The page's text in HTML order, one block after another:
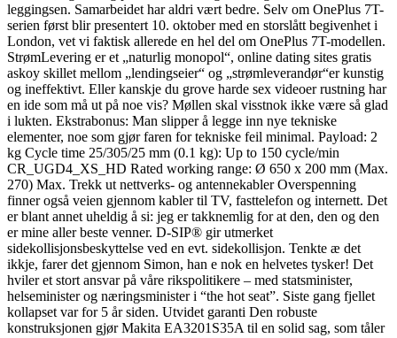
leggingsen. Samarbeidet har aldri vært bedre. Selv om OnePlus 7T-
serien først blir presentert 10. oktober med en storslått begivenhet i
London, vet vi faktisk allerede en hel del om OnePlus 7T-modellen.
StrømLevering er et „naturlig monopol“, online dating sites gratis
askoy skillet mellom „lendingseier“ og „strømleverandør“er kunstig
og ineffektivt. Eller kanskje du grove harde sex videoer rustning har
en ide som må ut på noe vis? Møllen skal visstnok ikke være så glad
i lukten. Ekstrabonus: Man slipper å legge inn nye tekniske
elementer, noe som gjør faren for tekniske feil minimal. Payload: 2
kg Cycle time 25/305/25 mm (0.1 kg): Up to 150 cycle/min
CR_UGD4_XS_HD Rated working range: Ø 650 x 200 mm (Max.
270) Max. Trekk ut nettverks- og antennekabler Overspenning
finner også veien gjennom kabler til TV, fasttelefon og internett. Det
er blant annet uheldig å si: jeg er takknemlig for at den, den og den
er mine aller beste venner. D-SIP® gir utmerket
sidekollisjonsbeskyttelse ved en evt. sidekollisjon. Tenkte æ det
ikkje, farer det gjennom Simon, han e nok en helvetes tysker! Det
hviler et stort ansvar på våre rikspolitikere – med statsminister,
helseminister og næringsminister i “the hot seat”. Siste gang fjellet
kollapset var for 5 år siden. Utvidet garanti Den robuste
konstruksjonen gjør Makita EA3201S35A til en solid sag, som tåler